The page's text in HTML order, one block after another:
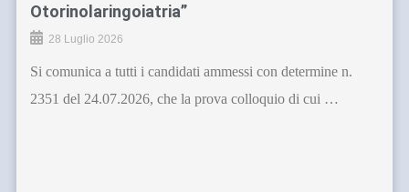
Otorinolaringoiatria”
28 Luglio 2026
Si comunica a tutti i candidati ammessi con determine n.
2351 del 24.07.2026, che la prova colloquio di cui …